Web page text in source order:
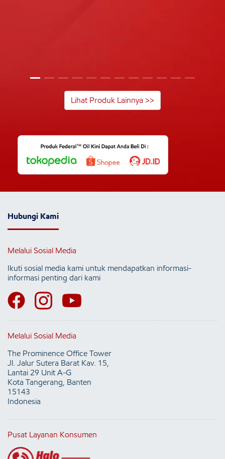
Lihat Produk Lainnya >>
Hubungi Kami
Melalui Sosial Media
Ikuti sosial media kami untuk mendapatkan informasi-
informasi penting dari kami
Melalui Sosial Media
The Prominence Office Tower
Jl. Jalur Sutera Barat Kav. 15,
Lantai 29 Unit A-G
Kota Tangerang, Banten
15143
Indonesia
Pusat Layanan Konsumen